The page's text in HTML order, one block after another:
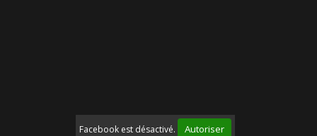
Facebook est désactivé. Autoriser